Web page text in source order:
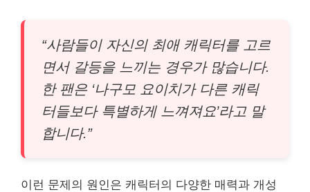
“사람들이 자신의 최애 캐릭터를 고르
면서 갈등을 느끼는 경우가 많습니다.
한 팬은 ‘나구모 요이치가 다른 캐릭
터들보다 특별하게 느껴져요’라고 말
합니다.”
이런 문제의 원인은 캐릭터의 다양한 매력과 개성